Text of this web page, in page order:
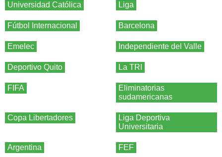
Universidad Católica Liga
Fútbol Internacional Barcelona
Emelec Independiente del Valle
Deportivo Quito La TRI
FIFA
Eliminatorias
sudamericanas
Copa Libertadores
Liga Deportiva
Universitaria
Argentina FEF